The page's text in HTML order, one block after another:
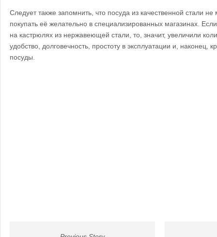
Следует также запомнить, что посуда из качественной стали
покупать её желательно в специализированных магазинах.
на кастрюлях из нержавеющей стали, то, значит, увеличили
удобство, долговечность, простоту в эксплуатации и, наконец,
посуды.